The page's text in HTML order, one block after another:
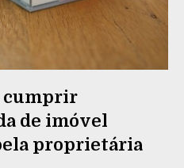
cumprir
de imóvel
proprietária